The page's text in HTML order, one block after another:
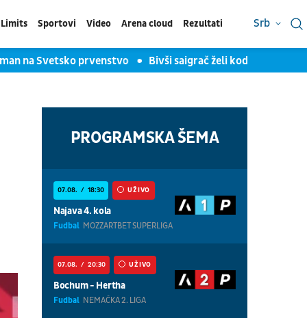
Limits Sportovi Video Arena cloud Rezultati Srb
na Svetsko prvenstvo Bivši saigrač želi kod Lebrona
PROGRAMSKA ŠEMA
07.08. 18:30 UŽIVO
Najava 4. kola
Fudbal MOZZARTBET SUPERLIGA
07.08. 20:30 UŽIVO
Bochum - Hertha
Fudbal NEMAČKA 2. LIGA